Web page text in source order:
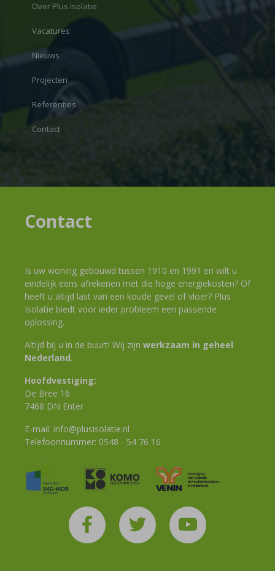
Over Plus Isolatie
Vacatures
Nieuws
Projecten
Referenties
Contact
Contact
Is uw woning gebouwd tussen 1910 en 1991 en wilt u
eindelijk eens afrekenen met die hoge energiekosten? Of
heeft u altijd last van een koude gevel of vloer? Plus
Isolatie biedt voor ieder probleem een passende
oplossing.
Altijd bij u in de buurt! Wij zijn werkzaam in geheel
Nederland.
Hoofdvestiging:
De Bree 16
7468 DN Enter
E-mail: info@plusisolatie.nl
Telefoonnummer: 0548 - 54 76 16